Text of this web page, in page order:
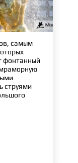
самым
фонтанный
струями